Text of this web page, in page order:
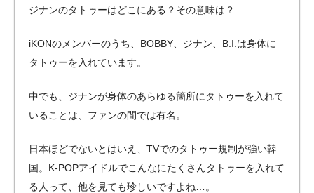
ジナンのタトゥーはどこにある？その意味は？
iKONのメンバーのうち、BOBBY、ジナン、B.I.は身体に
タトゥーを入れています。
中でも、ジナンが身体のあらゆる箇所にタトゥーを入れて
いることは、ファンの間では有名。
日本ほどでないとはいえ、TVでのタトゥー規制が強い韓
国。K-POPアイドルでこんなにたくさんタトゥーを入れて
る人って、他を見ても珍しいですよね…。